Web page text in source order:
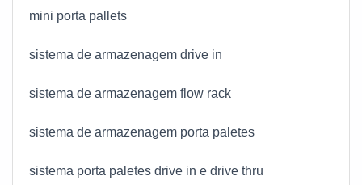
mini porta pallets
sistema de armazenagem drive in
sistema de armazenagem flow rack
sistema de armazenagem porta paletes
sistema porta paletes drive in e drive thru